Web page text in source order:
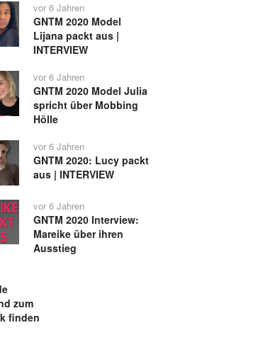
vor 6 Jahren
GNTM 2020 Model
Lijana packt aus |
INTERVIEW
vor 6 Jahren
GNTM 2020 Model Julia
spricht über Mobbing
Hölle
vor 6 Jahren
GNTM 2020: Lucy packt
aus | INTERVIEW
vor 6 Jahren
GNTM 2020 Interview:
Mareike über ihren
Ausstieg
zum
finden